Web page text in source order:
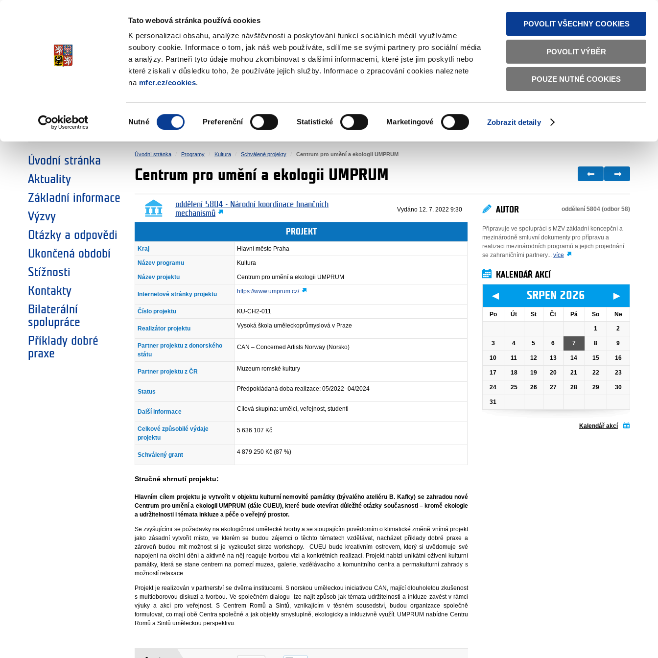
Tato webová stránka používá cookies
K personalizaci obsahu, analýze návštěvnosti a poskytování funkcí sociálních médií využíváme
soubory cookie. Informace o tom, jak náš web používáte, sdílíme se svými partnery pro sociální média
a analýzy. Partneři tyto údaje mohou zkombinovat s dalšími informacemi, které jste jim poskytli nebo
které získali v důsledku toho, že používáte jejich služby. Informace o zpracování cookies naleznete
na mfcr.cz/cookies.
souhlasu
Nutné Preferenční Statistické Marketingové Zobrazit detaily
POVOLIT VŠECHNY COOKIES
POVOLIT VÝBĚR
POUZE NUTNÉ COOKIES
TEXTOVÁ VERZE ČESKY ENGLISH
Fondy EHP a Norska
ZVOLTE SI OBLAST:
SOCIÁLNÍ DIALOG ŽIVOTNÍ PROSTŘEDÍ LIDSKÁ PRÁVA SPRAVEDLNOST VNITŘNÍ VĚCI BILATERÁLNÍ SPOLUPRÁCE
Úvodní stránka
Aktuality
Základní informace
Výzvy
Otázky a odpovědi
Ukončená období
Stížnosti
Kontakty
Bilaterální
spolupráce
Příklady dobré
praxe
Úvodní stránka Programy Kultura Schválené projekty Centrum pro umění a ekologii UMPRUM
Centrum pro umění a ekologii UMPRUM
oddělení 5804 - Národní koordinace finančních
mechanismů
Vydáno 12. 7. 2022 9:30
PROJEKT
Kraj Hlavní město Praha
Název programu Kultura
Název projektu Centrum pro umění a ekologii UMPRUM
Internetové stránky projektu https://www.umprum.cz/
Číslo projektu KU-CH2-011
Realizátor projektu Vysoká škola uměleckoprůmyslová v Praze
Partner projektu z donorského
státu
CAN – Concerned Artists Norway (Norsko)
Partner projektu z ČR Muzeum romské kultury
Status Předpokládaná doba realizace: 05/2022–04/2024
Další informace Cílová skupina: umělci, veřejnost, studenti
Celkové způsobilé výdaje
projektu
5 636 107 Kč
Schválený grant 4 879 250 Kč (87 %)
Stručné shrnutí projektu:
Hlavním cílem projektu je vytvořit v objektu kulturní nemovité památky (bývalého ateliéru B. Kafky) se zahradou nové
Centrum pro umění a ekologii UMPRUM (dále CUEU), které bude otevírat důležité otázky současnosti – kromě ekologie
a udržitelnosti i témata inkluze a péče o veřejný prostor.
Se zvyšujícími se požadavky na ekologičnost umělecké tvorby a se stoupajícím povědomím o klimatické změně vnímá projekt
jako zásadní vytvořit místo, ve kterém se budou zájemci o těchto tématech vzdělávat, nacházet příklady dobré praxe a
zároveň budou mít možnost si je vyzkoušet skrze workshopy. CUEU bude kreativním ostrovem, který si uvědomuje své
napojení na okolní dění a aktivně na něj reaguje tvorbou vizí a konkrétních realizací. Projekt nabízí unikátní oživení kulturní
památky, která se stane centrem na pomezí muzea, galerie, vzdělávacího a komunitního centra a permakulturní zahrady s
možností relaxace.
Projekt je realizován v partnerství se dvěma institucemi. S norskou uměleckou iniciativou CAN, mající dlouholetou zkušenost
s multioborovou diskuzí a tvorbou. Ve společném dialogu lze najít způsob jak témata udržitelnosti a inkluze zavést v rámci
výuky a akcí pro veřejnost. S Centrem Romů a Sintů, vznikajícím v těsném sousedství, budou organizace společně
formulovat, co mají obě Centra společné a jak objekty smysluplně, ekologicky a inkluzivně využít. UMPRUM nabídne Centru
Romů a Sintů uměleckou perspektivu.
AUTOR oddělení 5804 (odbor 58)
Připravuje ve spolupráci s MZV základní koncepční a
mezinárodně smluvní dokumenty pro přípravu a
realizaci mezinárodních programů a jejich projednání
se zahraničními partnery... více
KALENDÁŘ AKCÍ
◄ SRPEN 2026 ►
Po Út St Čt Pá So Ne
1 2
3 4 5 6 7 8 9
10 11 12 13 14 15 16
17 18 19 20 21 22 23
24 25 26 27 28 29 30
31
Kalendář akcí